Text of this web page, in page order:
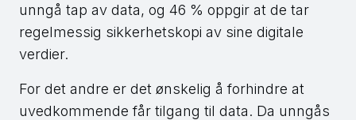
unngå tap av data, og 46 % oppgir at de tar
regelmessig sikkerhetskopi av sine digitale
verdier.
For det andre er det ønskelig å forhindre at
uvedkommende får tilgang til data. Da unngås